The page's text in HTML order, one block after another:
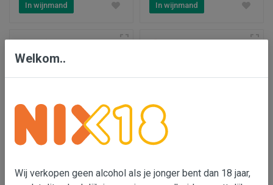
In wijnmand In wijnmand
Châteauneuf-du-Pape
Welkom..
Wij verkopen geen alcohol als je jonger bent dan 18 jaar,